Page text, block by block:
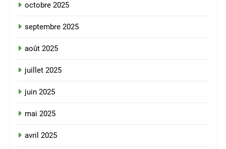
octobre 2025
septembre 2025
août 2025
juillet 2025
juin 2025
mai 2025
avril 2025